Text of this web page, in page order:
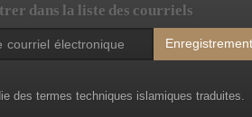
dans la liste des courriels
Enregistrement
des termes techniques islamiques traduites.